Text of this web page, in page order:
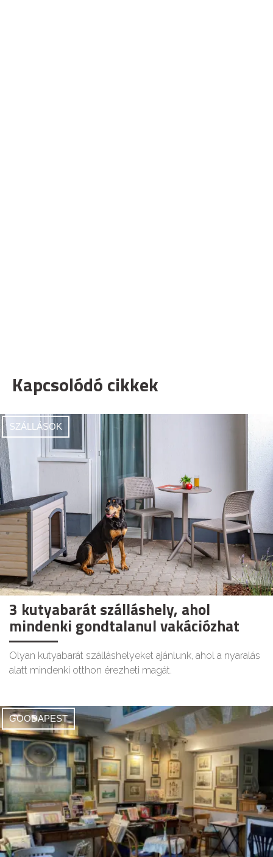
Kapcsolódó cikkek
SZÁLLÁSOK
3 kutyabarát szálláshely, ahol
mindenki gondtalanul vakációzhat
Olyan kutyabarát szálláshelyeket ajánlunk, ahol a nyaralás
alatt mindenki otthon érezheti magát.
GOODAPEST